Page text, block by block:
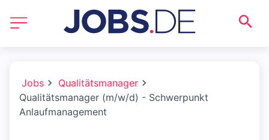
Jobs
Qualitätsmanager
Qualitätsmanager (m/w/d) - Schwerpunkt
Anlaufmanagement